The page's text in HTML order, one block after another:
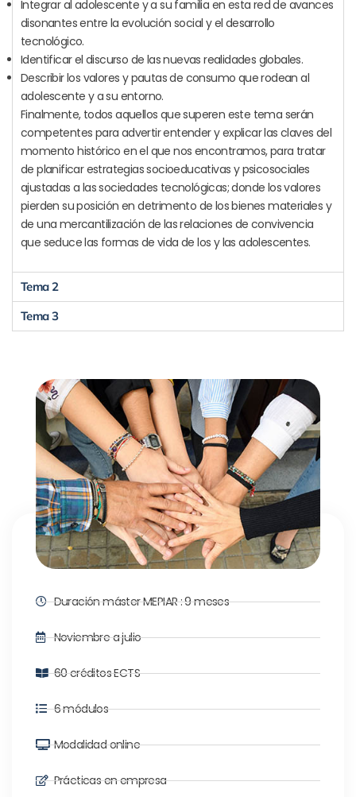
Duración máster MEPIAR : 9 meses
Noviembre a julio
60 créditos ECTS
6 módulos
Modalidad online
Prácticas en empresa
Integrar al adolescente y a su familia en esta red de avances
disonantes entre la evolución social y el desarrollo
tecnológico.
Identificar el discurso de las nuevas realidades globales.
Describir los valores y pautas de consumo que rodean al
adolescente y a su entorno.
Finalmente, todos aquellos que superen este tema serán
competentes para advertir entender y explicar las claves del
momento histórico en el que nos encontramos, para tratar
de planificar estrategias socioeducativas y psicosociales
ajustadas a las sociedades tecnológicas; donde los valores
pierden su posición en detrimento de los bienes materiales y
de una mercantilización de las relaciones de convivencia
que seduce las formas de vida de los y las adolescentes.
Tema 2
Tema 3